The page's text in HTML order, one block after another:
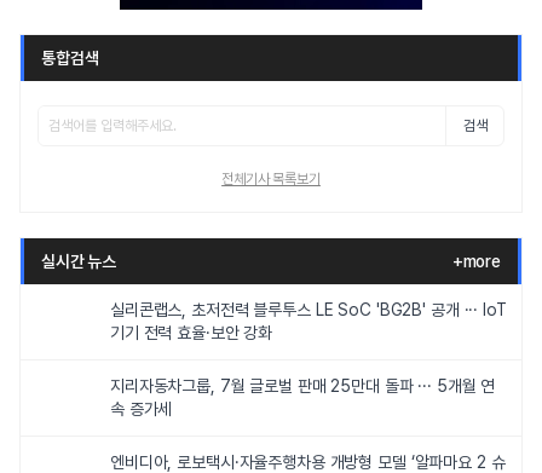
통합검색
검색
전체기사 목록보기
실시간 뉴스 +more
실리콘랩스, 초저전력 블루투스 LE SoC 'BG2B' 공개 ··· IoT
기기 전력 효율·보안 강화
지리자동차그룹, 7월 글로벌 판매 25만대 돌파 ··· 5개월 연
속 증가세
엔비디아, 로보택시·자율주행차용 개방형 모델 ‘알파마요 2 슈